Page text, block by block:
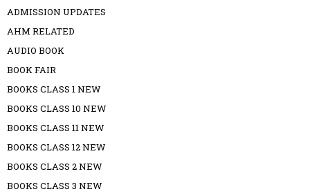
ADMISSION UPDATES
AHM RELATED
AUDIO BOOK
BOOK FAIR
BOOKS CLASS 1 NEW
BOOKS CLASS 10 NEW
BOOKS CLASS 11 NEW
BOOKS CLASS 12 NEW
BOOKS CLASS 2 NEW
BOOKS CLASS 3 NEW